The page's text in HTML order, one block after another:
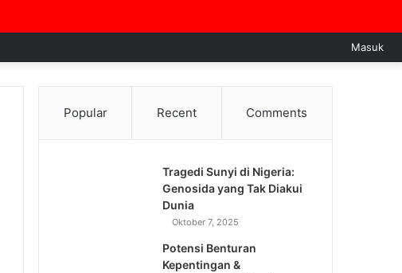
Masuk
Popular Recent Comments
Tragedi Sunyi di Nigeria:
Genosida yang Tak Diakui
Dunia
Oktober 7, 2025
Potensi Benturan
Kepentingan &